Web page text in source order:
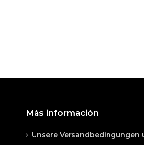
Más información
Unsere Versandbedingungen